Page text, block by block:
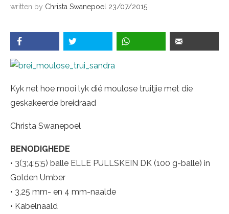
written by Christa Swanepoel 23/07/2015
Kyk net hoe mooi lyk dié moulose truitjie met die
geskakeerde breidraad
Christa Swanepoel
BENODIGHEDE
• 3(3;4;5;5) balle ELLE PULLSKEIN DK (100 g-balle) in
Golden Umber
• 3,25 mm- en 4 mm-naalde
• Kabelnaald